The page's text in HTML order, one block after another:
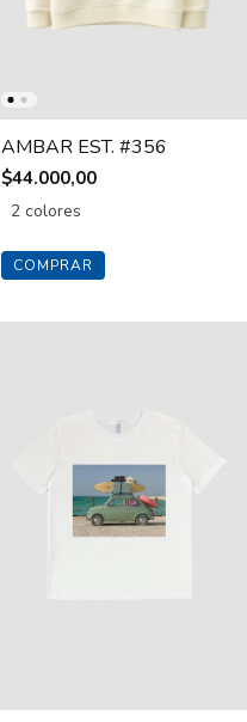
AMBAR EST. #356
$44.000,00
2 colores
COMPRAR